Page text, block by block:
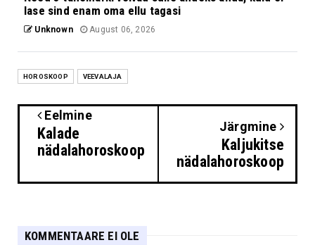
lase sind enam oma ellu tagasi
Unknown August 06, 2026
HOROSKOOP VEEVALAJA
Eelmine
Kalade
nädalahoroskoop
Järgmine
Kaljukitse
nädalahoroskoop
KOMMENTAARE EI OLE